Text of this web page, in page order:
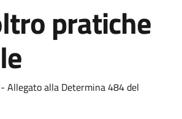
pratiche
alla Determina 484 del